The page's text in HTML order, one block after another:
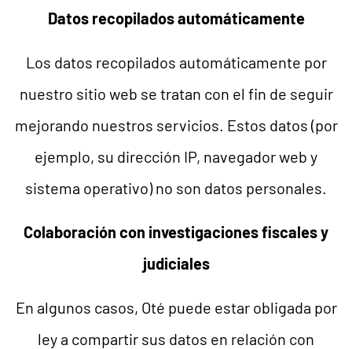
Datos recopilados automáticamente
Los datos recopilados automáticamente por
nuestro sitio web se tratan con el fin de seguir
mejorando nuestros servicios. Estos datos (por
ejemplo, su dirección IP, navegador web y
sistema operativo) no son datos personales.
Colaboración con investigaciones fiscales y
judiciales
En algunos casos, Oté puede estar obligada por
ley a compartir sus datos en relación con